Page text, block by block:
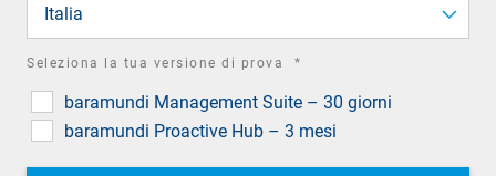
Italia
Seleziona la tua versione di prova *
baramundi Management Suite – 30 giorni
baramundi Proactive Hub – 3 mesi